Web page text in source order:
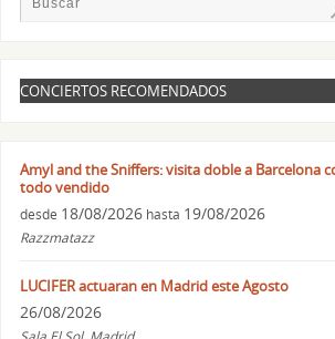
CONCIERTOS RECOMENDADOS
Amyl and the Sniffers: visita doble a Barcelona
todo vendido
desde 18/08/2026 hasta 19/08/2026
Razzmatazz
LUCIFER actuaran en Madrid este Agosto
26/08/2026